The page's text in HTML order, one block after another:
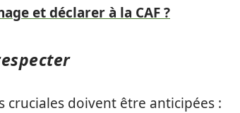
et déclarer à la CAF ?
cruciales doivent être anticipées :